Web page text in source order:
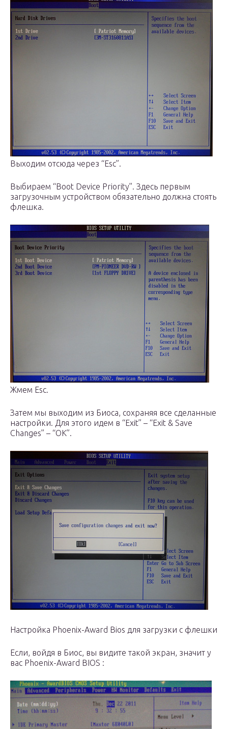
Выходим отсюда через “Esc”.
Выбираем “Boot Device Priority”. Здесь первым
загрузочным устройством обязательно должна стоять
флешка.
Жмем Esc.
Затем мы выходим из Биоса, сохраняя все сделанные
настройки. Для этого идем в “Exit” – “Exit & Save
Changes” – “ОК”.
Настройка Phoenix-Award Bios для загрузки с флешки
Если, войдя в Биос, вы видите такой экран, значит у
вас Phoenix-Award BIOS :